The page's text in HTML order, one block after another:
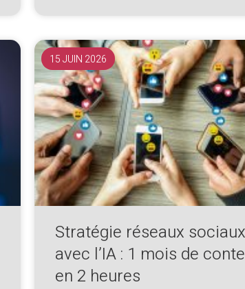
Stratégie réseaux sociaux
avec l’IA : 1 mois de
en 2 heures
15 JUIN 2026